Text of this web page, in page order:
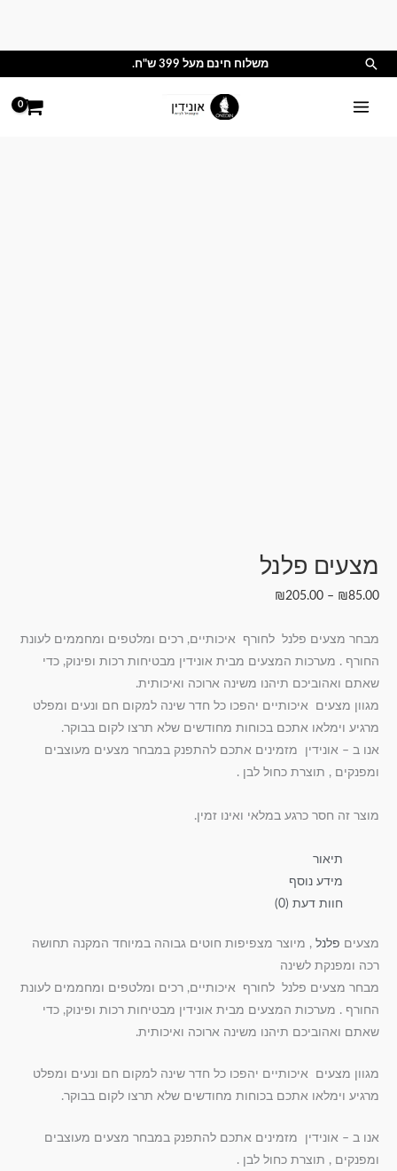
חיפוש משלוח חינם מעל 399 ש"ח.
מצעים פלנל
₪85.00
–
₪205.00
מבחר מצעים פלנל לחורף איכותיים, רכים ומלטפים ומחממים לעונת
החורף . מערכות המצעים מבית אונידין מבטיחות רכות ופינוק, כדי
שאתם ואהוביכם תיהנו משינה ארוכה ואיכותית.
מגוון מצעים איכותיים יהפכו כל חדר שינה למקום חם ונעים ומפלט
מרגיע וימלאו אתכם בכוחות מחודשים שלא תרצו לקום בבוקר.
אנו ב – אונידין מזמינים אתכם להתפנק במבחר מצעים מעוצבים
ומפנקים , תוצרת כחול לבן .
מוצר זה חסר כרגע במלאי ואינו זמין.
תיאור
מידע נוסף
חוות דעת (0)
מצעים פלנל , מיוצר מצפיפות חוטים גבוהה במיוחד המקנה תחושה
רכה ומפנקת לשינה
מבחר מצעים פלנל לחורף איכותיים, רכים ומלטפים ומחממים לעונת
החורף . מערכות המצעים מבית אונידין מבטיחות רכות ופינוק, כדי
שאתם ואהוביכם תיהנו משינה ארוכה ואיכותית.
מגוון מצעים איכותיים יהפכו כל חדר שינה למקום חם ונעים ומפלט
מרגיע וימלאו אתכם בכוחות מחודשים שלא תרצו לקום בבוקר.
אנו ב – אונידין מזמינים אתכם להתפנק במבחר מצעים מעוצבים
ומפנקים , תוצרת כחול לבן .